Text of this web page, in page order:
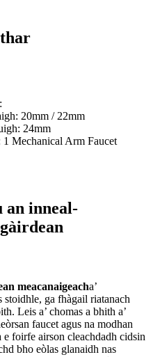
:
20mm / 22mm
24mm
1 Mechanical Arm Faucet
an inneal-
meacanaigeacha’
stoidhle, ga fhàgail riatanach
Leis a’ chomas a bhith a’
faucet agus na modhan
e foirfe airson cleachdadh cidsin
bho eòlas glanaidh nas